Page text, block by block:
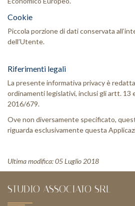
Cookie
Piccola porzione di dati conservata
dell’Utente.
Riferimenti legali
La presente informativa privacy è
ordinamenti legislativi, inclusi gli artt. 13
2016/679.
Ove non diversamente specificato,
riguarda esclusivamente questa
Ultima modifica: 05 Luglio 2018
STUDIO ASSOCIATO SRL